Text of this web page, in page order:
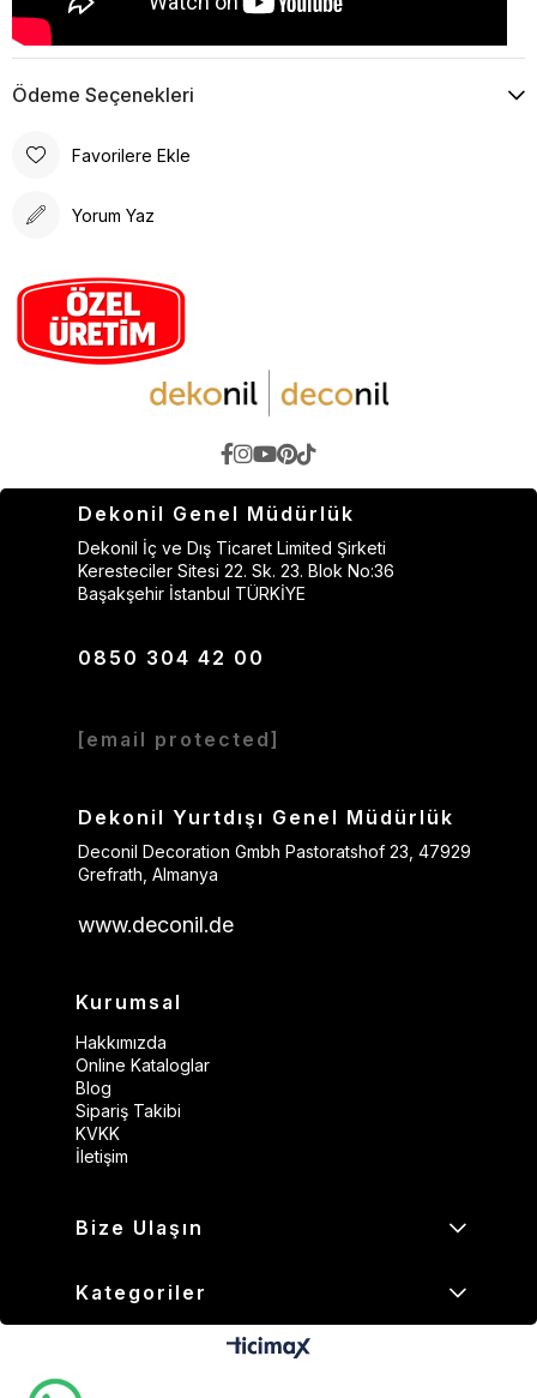
Ödeme Seçenekleri
Favorilere Ekle
Yorum Yaz
Dekonil Genel Müdürlük
Dekonil İç ve Dış Ticaret Limited Şirketi
Keresteciler Sitesi 22. Sk. 23. Blok No:36
Başakşehir İstanbul TÜRKİYE
0850 304 42 00
[email protected]
Dekonil Yurtdışı Genel Müdürlük
Deconil Decoration Gmbh Pastoratshof 23, 47929
Grefrath, Almanya
www.deconil.de
Kurumsal
Hakkımızda
Online Kataloglar
Blog
Sipariş Takibi
KVKK
İletişim
Bize Ulaşın
Kategoriler